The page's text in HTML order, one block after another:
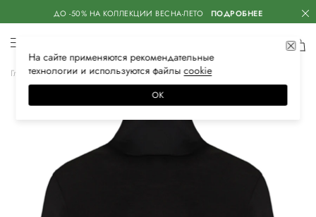
ДО -50% НА КОЛЛЕКЦИИ ВЕСНА-ЛЕТО ПОДРОБНЕЕ
Главная Женская Одежда Трикотаж Водолазки
На сайте применяются рекомендательные
технологии и используются файлысооkiе
ОК